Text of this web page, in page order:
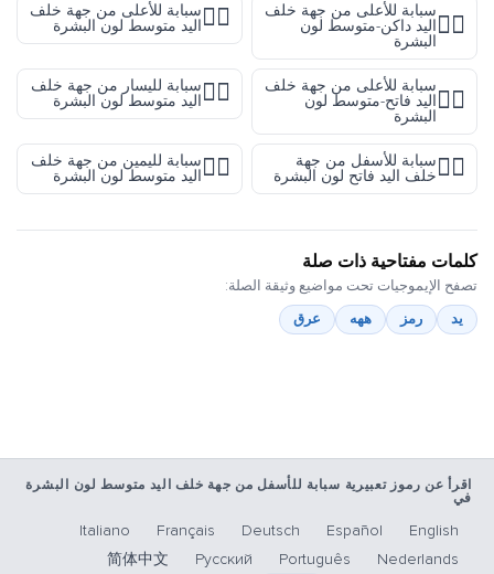
👆🏾
سبابة للأعلى من جهة خلف
اليد داكن-متوسط لون
البشرة
👆🏽سبابة للأعلى من جهة خلف
اليد متوسط لون البشرة
👆🏼
سبابة للأعلى من جهة خلف
اليد فاتح-متوسط لون
البشرة
👈🏽سبابة لليسار من جهة خلف
اليد متوسط لون البشرة
👇🏻سبابة للأسفل من جهة
خلف اليد فاتح لون البشرة
👉🏽سبابة لليمين من جهة خلف
اليد متوسط لون البشرة
كلمات مفتاحية ذات صلة
تصفح الإيموجيات تحت مواضيع وثيقة الصلة:
يد
رمز ههه عرق
اقرأ عن رموز تعبيرية سبابة للأسفل من جهة خلف اليد متوسط لون البشرة
في
English
Español
Deutsch
Français
Italiano
Nederlands
Português
Русский
简体中文